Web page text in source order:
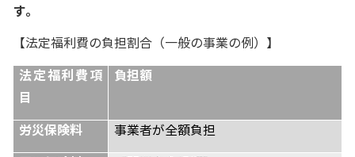
す。
【法定福利費の負担割合（一般の事業の例）】
法定福利費項
目
負担額
労災保険料 事業者が全額負担